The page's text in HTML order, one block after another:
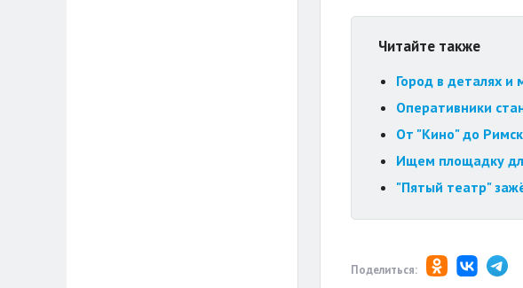
Читайте также
Город в деталях и
Оперативники
От "Кино" до
Ищем площадку
"Пятый театр"
Поделиться: